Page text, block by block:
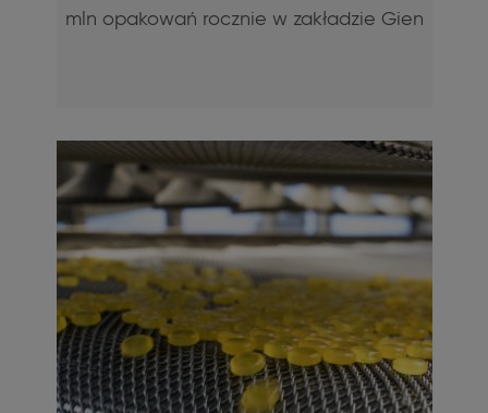
mln opakowań rocznie w zakładzie Gien